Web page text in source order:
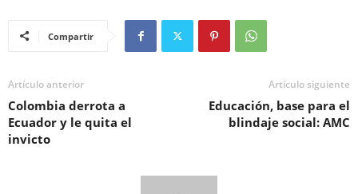
Compartir
Artículo anterior
Colombia derrota a
Ecuador y le quita el
invicto
Artículo siguiente
Educación, base para el
blindaje social: AMC